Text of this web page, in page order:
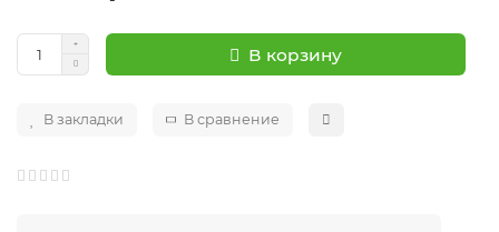
В корзину
В закладки В сравнение